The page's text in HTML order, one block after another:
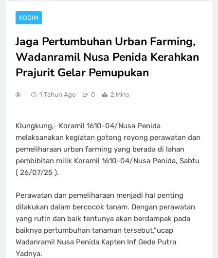
KODIM
Jaga Pertumbuhan Urban Farming,
Wadanramil Nusa Penida Kerahkan
Prajurit Gelar Pemupukan
1 Tahun Ago 0 2 Mins
Klungkung,- Koramil 1610-04/Nusa Penida
melaksanakan kegiatan gotong royong perawatan dan
pemeliharaan urban farming yang berada di lahan
pembibitan milik Koramil 1610-04/Nusa Penida, Sabtu
( 26/07/25 ).
Perawatan dan pemeliharaan menjadi hal penting
dilakukan dalam bercocok tanam. Dengan perawatan
yang rutin dan baik tentunya akan berdampak pada
baiknya pertumbuhan tanaman tersebut,”ucap
Wadanramil Nusa Penida Kapten Inf Gede Putra
Yadnya.